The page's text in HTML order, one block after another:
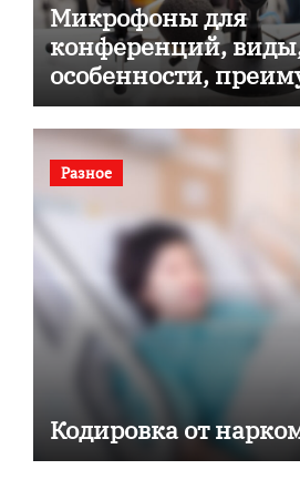
Микрофоны для
конференций,
особенности,
советы по выбору
Разное
Кодировка от